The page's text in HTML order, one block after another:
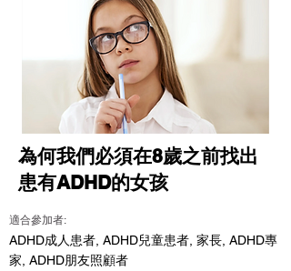
為何我們必須在8歲之前找出
患有ADHD的女孩
適合參加者:
ADHD成人患者, ADHD兒童患者, 家長, ADHD專
家, ADHD朋友照顧者